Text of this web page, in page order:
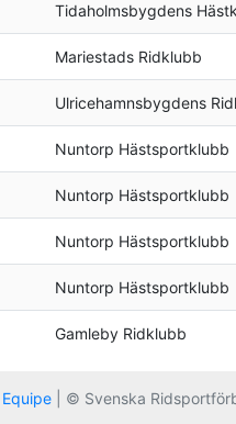
Tidaholmsbygdens
Mariestads Ridklubb
Ulricehamnsbygdens
Nuntorp Hästsportklubb
Nuntorp Hästsportklubb
Nuntorp Hästsportklubb
Nuntorp Hästsportklubb
Gamleby Ridklubb
Equipe | © Svenska